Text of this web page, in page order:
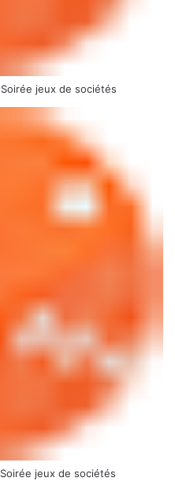
Soirée jeux de sociétés
Soirée jeux de sociétés